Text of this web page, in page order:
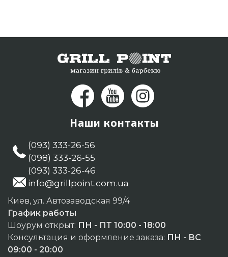
жителям городов: Полтава, Хмельницкий,
Наши контакты
(093) 333-26-56
(098) 333-26-55
(093) 333-26-46
info@grillpoint.com.ua
Киев, ул. Автозаводская 99/4
График работы
Шоурум открыт: ПН - ПТ 10:00 - 18:00
Консультация и оформление заказа: ПН - ВС
09:00 - 20:00